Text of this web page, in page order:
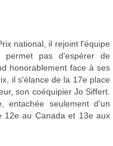
national, il rejoint l'équipe
permet pas d'espérer de
honorablement face à ses
il s'élance de la 17e place
son coéquipier Jo Siffert.
entachée seulement d'un
12e au Canada et 13e aux